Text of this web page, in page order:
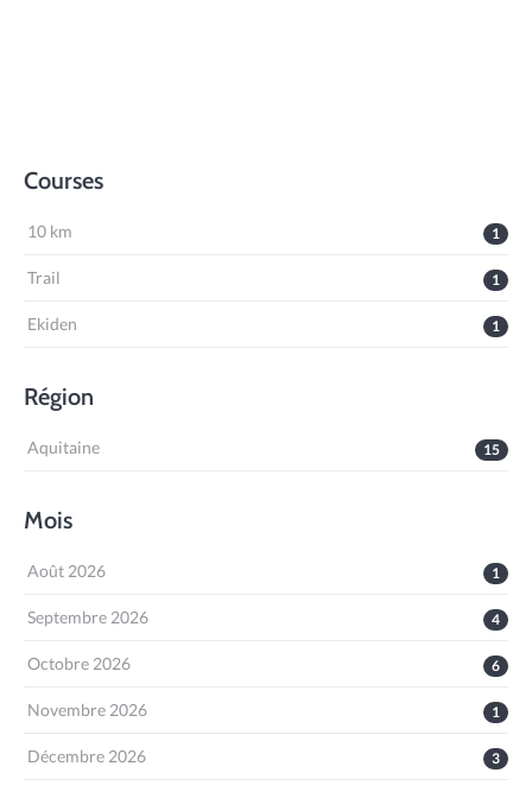
Courses
1
10 km
1
Trail
1
Ekiden
Région
15
Aquitaine
Mois
1
Août 2026
4
Septembre 2026
6
Octobre 2026
1
Novembre 2026
3
Décembre 2026